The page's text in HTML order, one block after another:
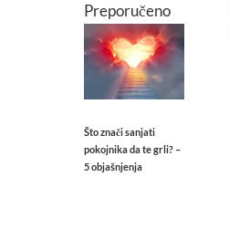
Preporučeno
Što znači sanjati
pokojnika da te grli? –
5 objašnjenja